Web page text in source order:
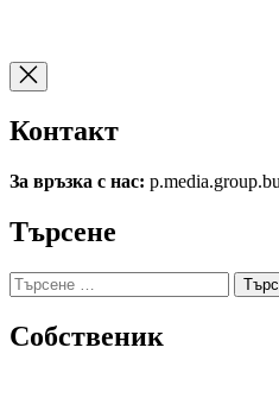
Контакт
За връзка с нас:
Търсене
Търсене
за:
Собственик